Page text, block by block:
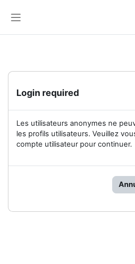
Login required
Les utilisateurs anonymes ne
les profils utilisateurs. Veuillez
compte utilisateur pour continuer.